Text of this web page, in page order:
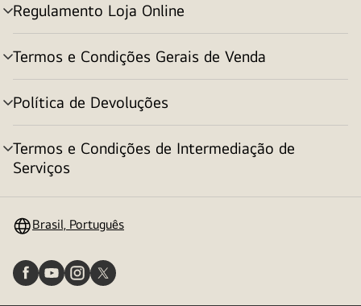
Regulamento Loja Online
alternar
menu
Termos e Condições Gerais de Venda
alternar
menu
Política de Devoluções
alternar
menu
Termos e Condições de Intermediação de
Serviços
alternar
Brasil, Português